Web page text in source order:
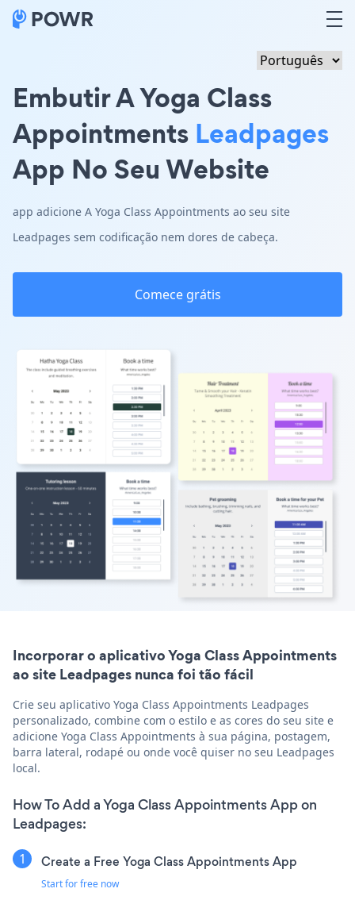
Embutir A Yoga Class
Appointments Leadpages
App No Seu Website
app adicione A Yoga Class Appointments ao seu site
Leadpages sem codificação nem dores de cabeça.
Comece grátis
Incorporar o aplicativo Yoga Class Appointments
ao site Leadpages nunca foi tão fácil
Crie seu aplicativo Yoga Class Appointments Leadpages
personalizado, combine com o estilo e as cores do seu site e
adicione Yoga Class Appointments à sua página, postagem,
barra lateral, rodapé ou onde você quiser no seu Leadpages
local.
How To Add a Yoga Class Appointments App on
Leadpages:
Create a Free Yoga Class Appointments App
Start for free now